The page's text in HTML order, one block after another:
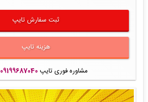
ثبت سفارش تایپ
هزینه تایپ
مشاوره فوری تایپ09199687040